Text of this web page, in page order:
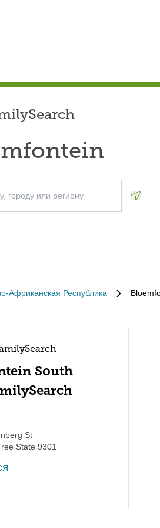
Африканская Республика
South
St
State 9301